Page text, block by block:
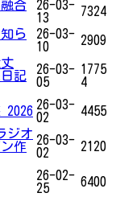
合
26-03-
13
7324
ら
26-03-
10
2909
記
26-03-
05
1775
4
2026 26-03-
02
4455
ジオ
作
26-03-
02
2120
26-02-
25
6400